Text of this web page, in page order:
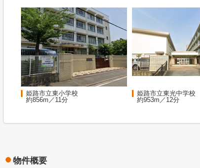
姫路市立東小学校
約856m／11分
姫路市立東光中学校
約953m／12分
物件概要